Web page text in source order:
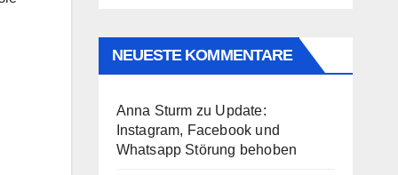
NEUESTE KOMMENTARE
Anna Sturm zu Update:
Instagram, Facebook und
Whatsapp Störung behoben